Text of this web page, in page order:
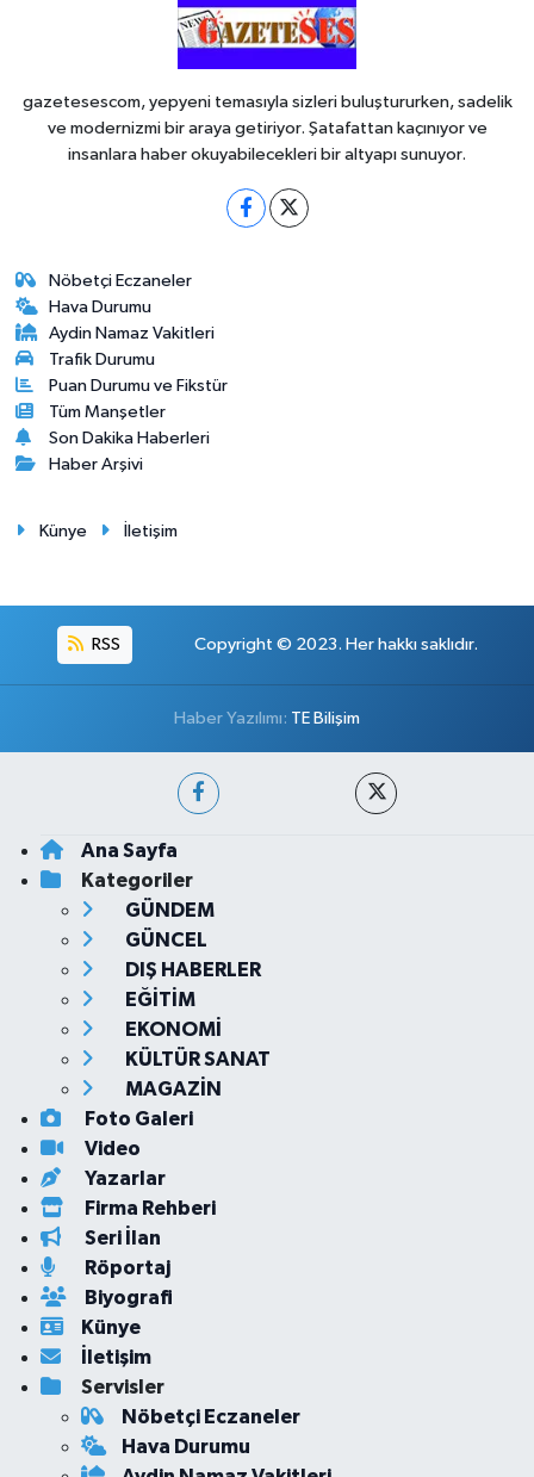
gazetesescom, yepyeni temasıyla sizleri buluştururken, sadelik
ve modernizmi bir araya getiriyor. Şatafattan kaçınıyor ve
insanlara haber okuyabilecekleri bir altyapı sunuyor.
Nöbetçi Eczaneler
Hava Durumu
Aydin Namaz Vakitleri
Trafik Durumu
Puan Durumu ve Fikstür
Tüm Manşetler
Son Dakika Haberleri
Haber Arşivi
Künye İletişim
RSS Copyright © 2023. Her hakkı saklıdır.
Haber Yazılımı: TE Bilişim
Ana Sayfa
Kategoriler
GÜNDEM
GÜNCEL
DIŞ HABERLER
EĞİTİM
EKONOMİ
KÜLTÜR SANAT
MAGAZİN
Foto Galeri
Video
Yazarlar
Firma Rehberi
Seri İlan
Röportaj
Biyografi
Künye
İletişim
Servisler
Nöbetçi Eczaneler
Hava Durumu